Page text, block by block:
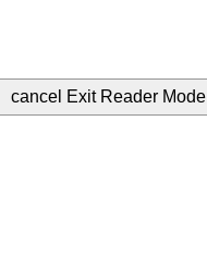
cancel Exit Reader Mode